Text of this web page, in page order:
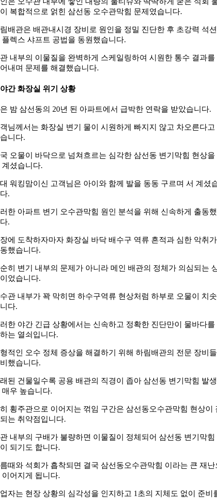
복합적으로 얽힌 삼선동 오수관막힘 문제였습니다.
배관은 배관내시경 장비로 원인을 정밀 진단한 후 초강력 석
플렉스 샤프트 공법을 동원했습니다.
내부의 이물질을 완벽하게 스케일링하여 시원한 통수 결과를
내며 문제를 해결했습니다.
간 화장실 위기 상황
밤 삼선동의 20년 된 아파트에서 급박한 연락을 받았습니다.
님께서는 화장실 변기 물이 시원하게 빠지지 않고 차오른다고
니다.
오물이 바닥으로 넘쳐흐르는 심각한 삼선동 변기막힘 현상을
계셨습니다.
워킹맘이신 고객님은 아이와 함께 발을 동동 구르며 서 계셨
.
한 아파트 변기 오수관막힘 원인 분석을 위해 신속하게 출동
.
에 도착하자마자 화장실 바닥 배수구 역류 흔적과 심한 악취가
했습니다.
히 변기 내부의 문제가 아니라 메인 배관의 정체가 의심되는
었습니다.
관 내부가 꽉 막히면 하수구역류 현상처럼 하부로 오물이 치
다.
한 야간 긴급 상황에서는 신속하고 정확한 진단만이 물바다를
는 열쇠입니다.
적인 오수 정체 증상을 해결하기 위해 하림배관의 전문 장비
했습니다.
된 건물일수록 공용 배관의 직경이 좁아 삼선동 변기막힘 발
매우 높습니다.
횡주관으로 이어지는 꺾임 구간은 삼선동오수관막힘 현상이
는 취약점입니다.
내부의 구배가 불량하면 이물질이 정체되어 삼선동 변기막힘
되기도 합니다.
때와 석회가 흡착되면 결국 삼선동오수관막힘 이라는 큰 재난
이어지게 됩니다.
자는 현장 상황의 심각성을 인지하고 1초의 지체도 없이 준비